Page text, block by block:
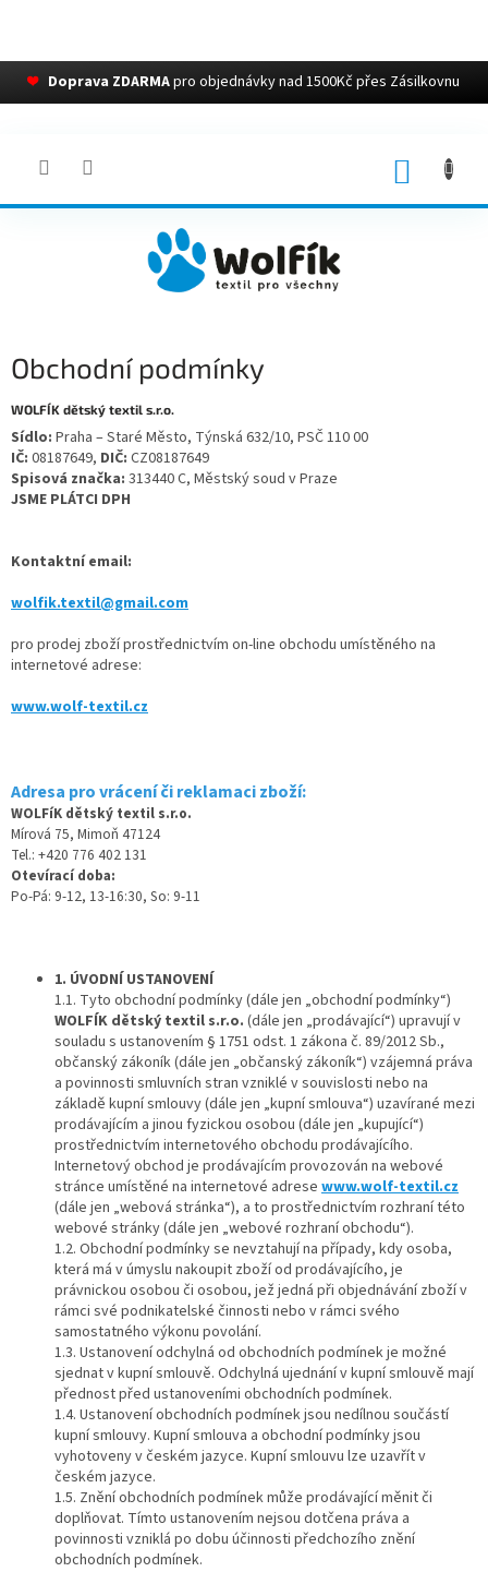
❤ Doprava ZDARMApro objednávky nad 1500Kč přes Zásilkovnu
Obchodní podmínky
WOLFÍK dětský textil s.r.o.
Sídlo: Praha – Staré Město, Týnská 632/10, PSČ 110 00
IČ: 08187649, DIČ: CZ08187649
Spisová značka: 313440 C, Městský soud v Praze
JSME PLÁTCI DPH
Kontaktní email:
wolfik.textil@gmail.com
pro prodej zboží prostřednictvím on-line obchodu umístěného na
internetové adrese:
www.wolf-textil.cz
Adresa pro vrácení či reklamaci zboží:
WOLFíK dětský textil s.r.o.
Mírová 75, Mimoň 47124
Tel.: +420 776 402 131
Otevírací doba:
Po-Pá: 9-12, 13-16:30, So: 9-11
1. ÚVODNÍ USTANOVENÍ
1.1. Tyto obchodní podmínky (dále jen „obchodní podmínky“)
WOLFÍK dětský textil s.r.o. (dále jen „prodávající“) upravují v
souladu s ustanovením § 1751 odst. 1 zákona č. 89/2012 Sb.,
občanský zákoník (dále jen „občanský zákoník“) vzájemná práva
a povinnosti smluvních stran vzniklé v souvislosti nebo na
základě kupní smlouvy (dále jen „kupní smlouva“) uzavírané mezi
prodávajícím a jinou fyzickou osobou (dále jen „kupující“)
prostřednictvím internetového obchodu prodávajícího.
Internetový obchod je prodávajícím provozován na webové
stránce umístěné na internetové adrese www.wolf-textil.cz
(dále jen „webová stránka“), a to prostřednictvím rozhraní této
webové stránky (dále jen „webové rozhraní obchodu“).
1.2. Obchodní podmínky se nevztahují na případy, kdy osoba,
která má v úmyslu nakoupit zboží od prodávajícího, je
právnickou osobou či osobou, jež jedná při objednávání zboží v
rámci své podnikatelské činnosti nebo v rámci svého
samostatného výkonu povolání.
1.3. Ustanovení odchylná od obchodních podmínek je možné
sjednat v kupní smlouvě. Odchylná ujednání v kupní smlouvě mají
přednost před ustanoveními obchodních podmínek.
1.4. Ustanovení obchodních podmínek jsou nedílnou součástí
kupní smlouvy. Kupní smlouva a obchodní podmínky jsou
vyhotoveny v českém jazyce. Kupní smlouvu lze uzavřít v
českém jazyce.
1.5. Znění obchodních podmínek může prodávající měnit či
doplňovat. Tímto ustanovením nejsou dotčena práva a
povinnosti vzniklá po dobu účinnosti předchozího znění
obchodních podmínek.